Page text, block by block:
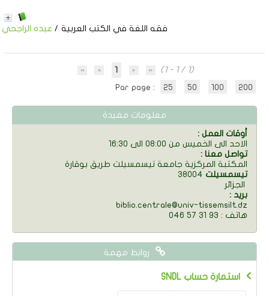
فقه اللغة في الكتب العربية / عبده الراجحي
1
(1 - 1 / 1)
Par page :
25 50 100 200
معلومات مفيدة
: أوقات العمل
الاحد الى الخميس من 08:00 الى 16:30
: تواصل معنا
المكتبة المركزية جامعة تيسمسيلت طريق بوقارة
38004 تيسمسيلت
: بريد
biblio.centrale@univ-tissemsilt.dz
046 57 31 93 : هاتف
روابط مهمة
SNDL استمارة حساب